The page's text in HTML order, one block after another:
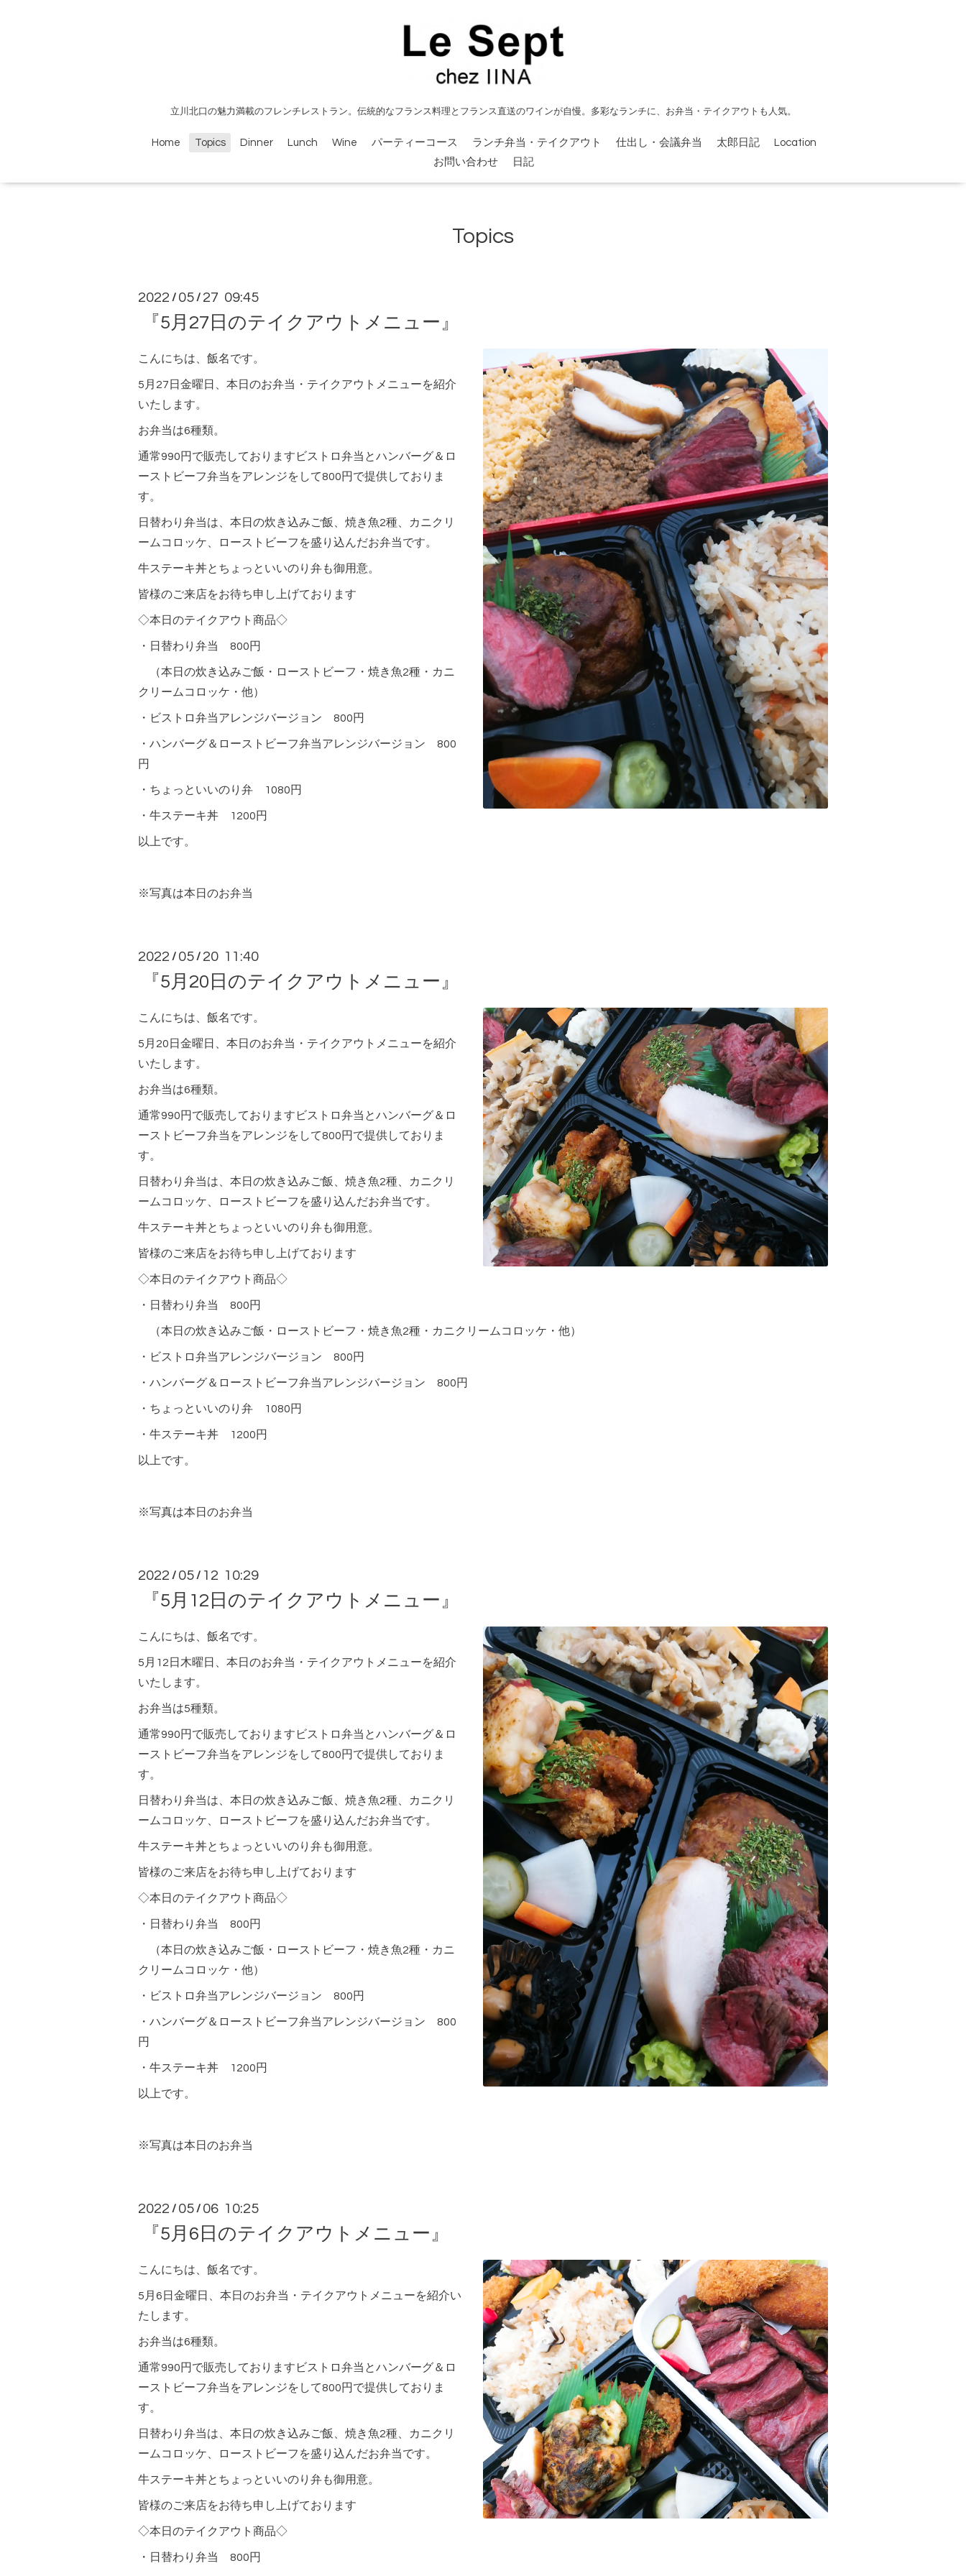
立川北口の魅力満載のフレンチレストラン。伝統的なフランス料理とフランス直送のワインが自慢。多彩なランチに、お弁当・テイクアウトも人気。
Home Topics Dinner Lunch Wine パーティーコース ランチ弁当・テイクアウト 仕出し・会議弁当 太郎日記
Location
お問い合わせ
日記
Topics
2022 / 05 / 27 09:45
『5月27日のテイクアウトメニュー』
こんにちは、飯名です。
5月27日金曜日、本日のお弁当・テイクアウトメニューを紹介
いたします。
お弁当は6種類。
通常990円で販売しておりますビストロ弁当とハンバーグ＆ロ
ーストビーフ弁当をアレンジをして800円で提供しておりま
す。
日替わり弁当は、本日の炊き込みご飯、焼き魚2種、カニクリ
ームコロッケ、ローストビーフを盛り込んだお弁当です。
牛ステーキ丼とちょっといいのり弁も御用意。
皆様のご来店をお待ち申し上げております
◇本日のテイクアウト商品◇
・日替わり弁当 800円
（本日の炊き込みご飯・ローストビーフ・焼き魚2種・カニ
クリームコロッケ・他）
・ビストロ弁当アレンジバージョン 800円
・ハンバーグ＆ローストビーフ弁当アレンジバージョン 800
円
・ちょっといいのり弁 1080円
・牛ステーキ丼 1200円
以上です。
※写真は本日のお弁当
2022 / 05 / 20 11:40
『5月20日のテイクアウトメニュー』
こんにちは、飯名です。
5月20日金曜日、本日のお弁当・テイクアウトメニューを紹介
いたします。
お弁当は6種類。
通常990円で販売しておりますビストロ弁当とハンバーグ＆ロ
ーストビーフ弁当をアレンジをして800円で提供しておりま
す。
日替わり弁当は、本日の炊き込みご飯、焼き魚2種、カニクリ
ームコロッケ、ローストビーフを盛り込んだお弁当です。
牛ステーキ丼とちょっといいのり弁も御用意。
皆様のご来店をお待ち申し上げております
◇本日のテイクアウト商品◇
・日替わり弁当 800円
（本日の炊き込みご飯・ローストビーフ・焼き魚2種・カニクリームコロッケ・他）
・ビストロ弁当アレンジバージョン 800円
・ハンバーグ＆ローストビーフ弁当アレンジバージョン 800円
・ちょっといいのり弁 1080円
・牛ステーキ丼 1200円
以上です。
※写真は本日のお弁当
2022 / 05 / 12 10:29
『5月12日のテイクアウトメニュー』
こんにちは、飯名です。
5月12日木曜日、本日のお弁当・テイクアウトメニューを紹介
いたします。
お弁当は5種類。
通常990円で販売しておりますビストロ弁当とハンバーグ＆ロ
ーストビーフ弁当をアレンジをして800円で提供しておりま
す。
日替わり弁当は、本日の炊き込みご飯、焼き魚2種、カニクリ
ームコロッケ、ローストビーフを盛り込んだお弁当です。
牛ステーキ丼とちょっといいのり弁も御用意。
皆様のご来店をお待ち申し上げております
◇本日のテイクアウト商品◇
・日替わり弁当 800円
（本日の炊き込みご飯・ローストビーフ・焼き魚2種・カニ
クリームコロッケ・他）
・ビストロ弁当アレンジバージョン 800円
・ハンバーグ＆ローストビーフ弁当アレンジバージョン 800
円
・牛ステーキ丼 1200円
以上です。
※写真は本日のお弁当
2022 / 05 / 06 10:25
『5月6日のテイクアウトメニュー』
こんにちは、飯名です。
5月6日金曜日、本日のお弁当・テイクアウトメニューを紹介い
たします。
お弁当は6種類。
通常990円で販売しておりますビストロ弁当とハンバーグ＆ロ
ーストビーフ弁当をアレンジをして800円で提供しておりま
す。
日替わり弁当は、本日の炊き込みご飯、焼き魚2種、カニクリ
ームコロッケ、ローストビーフを盛り込んだお弁当です。
牛ステーキ丼とちょっといいのり弁も御用意。
皆様のご来店をお待ち申し上げております
◇本日のテイクアウト商品◇
・日替わり弁当 800円